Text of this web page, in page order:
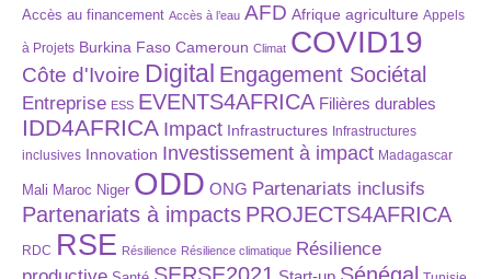
Accès au financement Accès à l’eau AFD Afrique agriculture Appels
à Projets Burkina Faso Cameroun Climat COVID19
Côte d'Ivoire Digital Engagement Sociétal
Entreprise ESS EVENTS4AFRICA Filières durables
IDD4AFRICA Impact Infrastructures Infrastructures
inclusives Innovation Investissement à impact Madagascar
Mali Maroc Niger ODD ONG Partenariats inclusifs
Partenariats à impacts PROJECTS4AFRICA
RDC RSE Résilience Résilience climatique Résilience